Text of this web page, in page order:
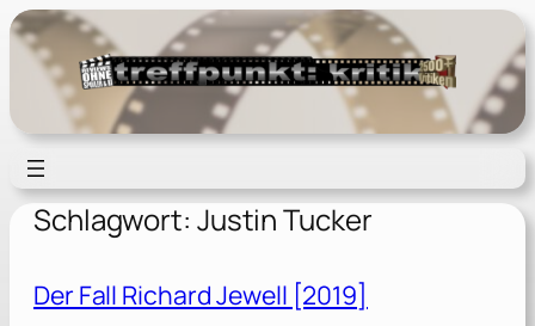
Zum
Inhalt
springen
Schlagwort: Justin Tucker
Der Fall Richard Jewell [2019]